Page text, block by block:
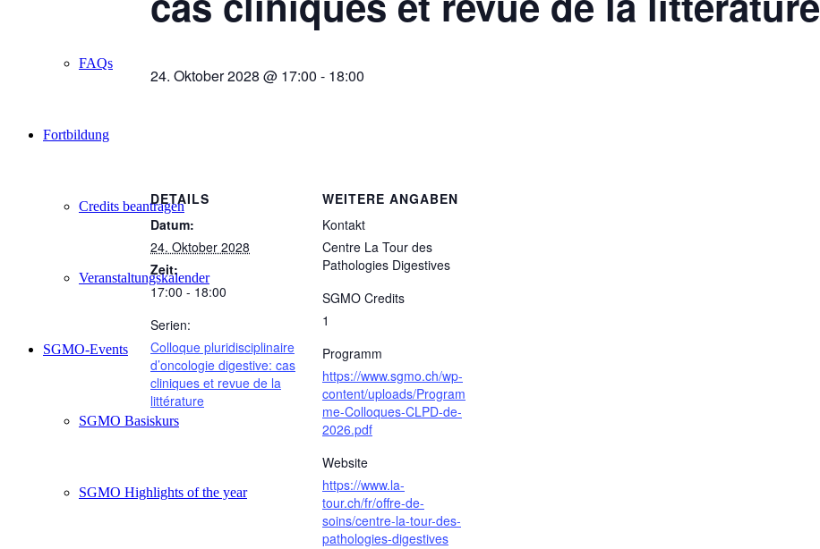
FAQs
Fortbildung
Credits beantragen
Veranstaltungskalender
SGMO-Events
SGMO Basiskurs
SGMO Highlights of the year
24. Oktober 2028 @ 17:00 - 18:00
DETAILS
Datum:
24. Oktober 2028
Zeit:
17:00 - 18:00
Serien:
Colloque pluridisciplinaire
d’oncologie digestive: cas
cliniques et revue de la
littérature
WEITERE ANGABEN
Kontakt
Centre La Tour des
Pathologies Digestives
SGMO Credits
1
Programm
https://www.sgmo.ch/wp-
content/uploads/Program
me-Colloques-CLPD-de-
2026.pdf
Website
https://www.la-
tour.ch/fr/offre-de-
soins/centre-la-tour-des-
pathologies-digestives